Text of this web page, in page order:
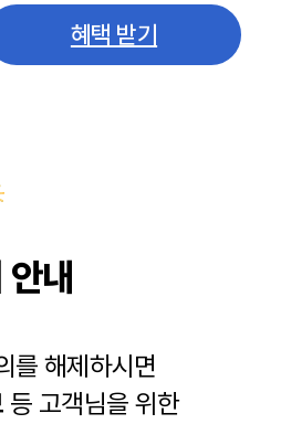
혜택 받기
내
를 해제하시면
등 고객님을 위한